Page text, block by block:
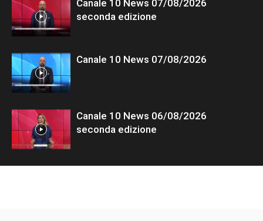
Canale 10 News 07/08/2026
seconda edizione
Canale 10 News 07/08/2026
Canale 10 News 06/08/2026
seconda edizione